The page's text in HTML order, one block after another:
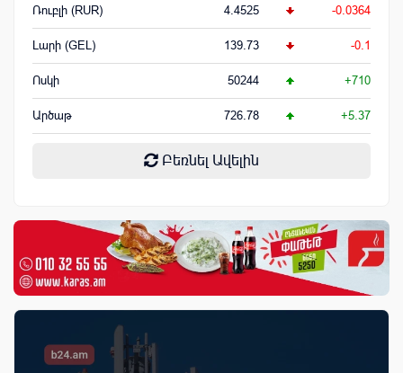
Ռուբլի (RUR) 4.4525 -0.0364
Լարի (GEL) 139.73 -0.1
Ոսկի 50244 +710
Արծաթ 726.78 +5.37
Բեռնել Ավելին